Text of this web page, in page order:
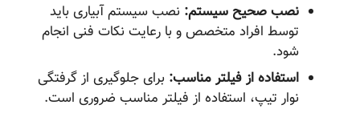
نصب صحیح سیستم: نصب سیستم آبیاری باید
توسط افراد متخصص و با رعایت نکات فنی انجام
شود.
استفاده از فیلتر مناسب: برای جلوگیری از گرفتگی
نوار تیپ، استفاده از فیلتر مناسب ضروری است.